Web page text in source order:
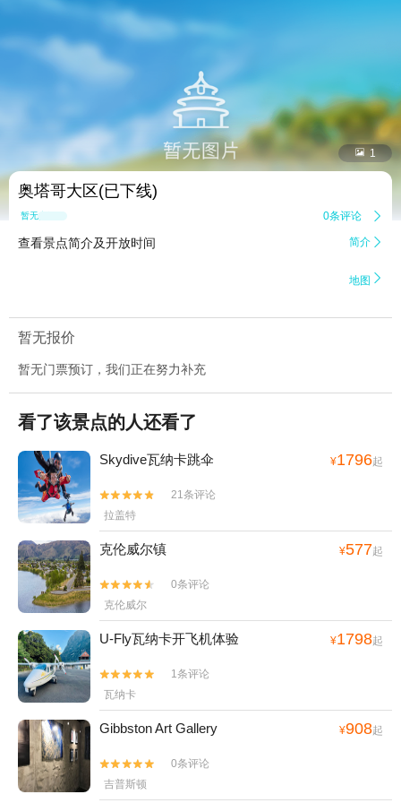
 1
奥塔哥大区(已下线)
暂无点评 0条评论 
查看景点简介及开放时间 简介 
地图 
暂无报价
暂无门票预订，我们正在努力补充
看了该景点的人还看了
Skydive瓦纳卡跳伞 ¥1796起


21条评论
拉盖特
克伦威尔镇 ¥577起


0条评论
克伦威尔
U-Fly瓦纳卡开飞机体验 ¥1798起


1条评论
瓦纳卡
Gibbston Art Gallery ¥908起


0条评论
吉普斯顿